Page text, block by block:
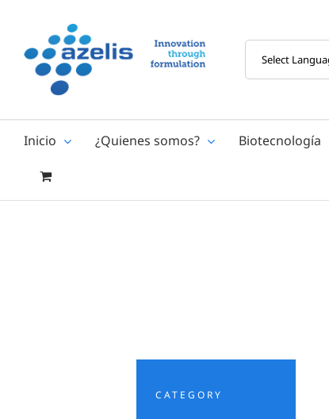
content
Inicio ¿Quienes somos? Biotecnología
CATEGORY